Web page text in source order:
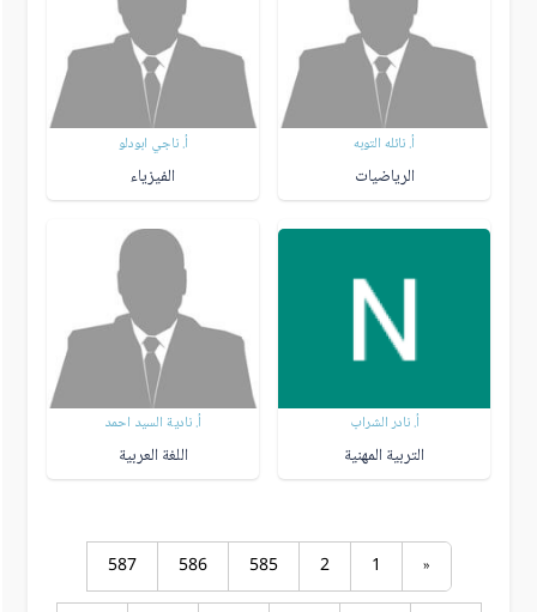
أ. نائله التوبه
الرياضيات
أ. ناجي ابودلو
الفيزياء
أ. نادر الشراب
التربية المهنية
أ. نادية السيد احمد
اللغة العربية
«
1
2
585
586
587